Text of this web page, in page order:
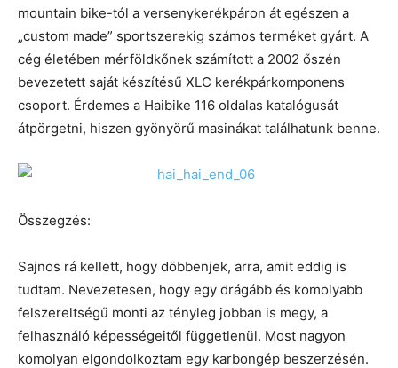
mountain bike-tól a versenykerékpáron át egészen a
„custom made” sportszerekig számos terméket gyárt. A
cég életében mérföldkőnek számított a 2002 őszén
bevezetett saját készítésű XLC kerékpárkomponens
csoport. Érdemes a Haibike 116 oldalas katalógusát
átpörgetni, hiszen gyönyörű masinákat találhatunk benne.
Összegzés:
Sajnos rá kellett, hogy döbbenjek, arra, amit eddig is
tudtam. Nevezetesen, hogy egy drágább és komolyabb
felszereltségű monti az tényleg jobban is megy, a
felhasználó képességeitől függetlenül. Most nagyon
komolyan elgondolkoztam egy karbongép beszerzésén.